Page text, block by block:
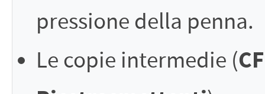
pressione della penna.
Le copie intermedie (